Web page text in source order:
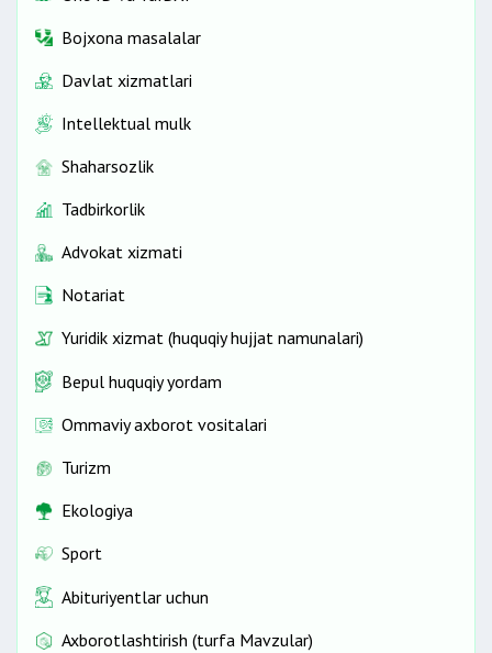
Bojxona masalalar
Davlat xizmatlari
Intellektual mulk
Shaharsozlik
Tadbirkorlik
Advokat xizmati
Notariat
Yuridik xizmat (huquqiy hujjat namunalari)
Bepul huquqiy yordam
Ommaviy axborot vositalari
Turizm
Ekologiya
Sport
Abituriyentlar uchun
Axborotlashtirish (turfa Mavzular)